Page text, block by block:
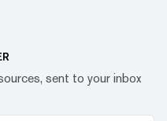
sent to your inbox